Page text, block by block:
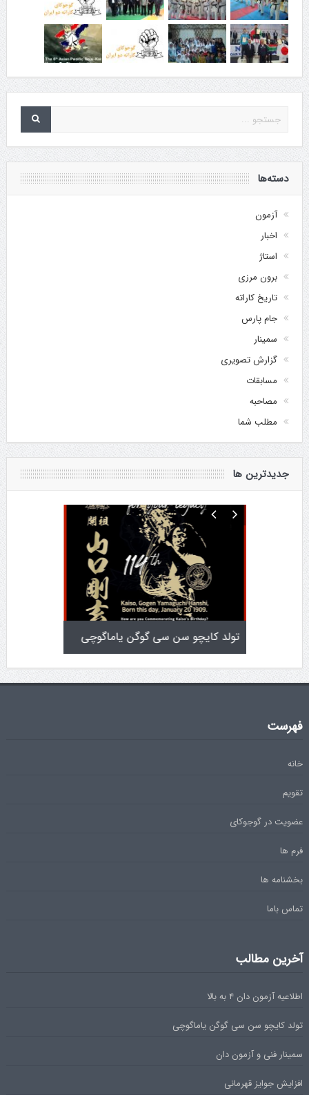
دسته‌ها
آزمون
اخبار
استاژ
برون مرزی
تاریخ کاراته
جام پارس
سمینار
گزارش تصویری
مسابقات
مصاحبه
مطلب شما
جدیدترین ها
اطلاعیه آزمون تولد کایچو سن سی گوگن یاماگوچی
فهرست
خانه
تقویم
عضویت در گوجوکای
فرم ها
بخشنامه ها
تماس باما
آخرین مطالب
اطلاعیه آزمون دان ۴ به بالا
تولد کایچو سن سی گوگن یاماگوچی
سمینار فنی و آزمون دان
افزایش جوایز قهرمانی